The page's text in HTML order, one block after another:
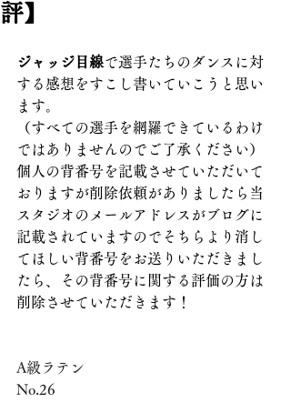
評】
ジャッジ目線で選手たちのダンスに対
する感想をすこし書いていこうと思い
ます。
（すべての選手を網羅できているわけ
ではありませんのでご了承ください）
個人の背番号を記載させていただいて
おりますが削除依頼がありましたら当
スタジオのメールアドレスがブログに
記載されていますのでそちらより消し
てほしい背番号をお送りいただきまし
たら、その背番号に関する評価の方は
削除させていただきます！
A級ラテン
No.26